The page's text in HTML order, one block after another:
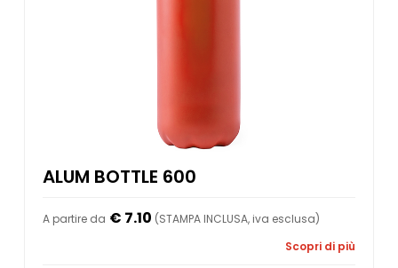
ALUM BOTTLE 600
A partire da € 7.10 (STAMPA INCLUSA, iva esclusa)
Scopri di più